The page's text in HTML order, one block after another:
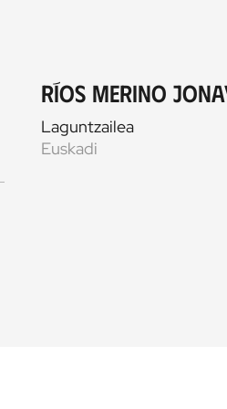
Ríos Merino
Laguntzailea
Euskadi